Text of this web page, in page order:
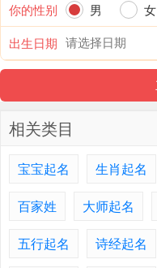
你的性别
男
女
出生日期
相关类目
宝宝起名 生肖起名
百家姓
大师起名
五行起名
诗经起名